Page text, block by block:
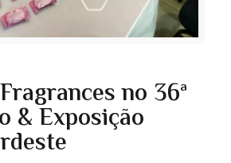
no 36ª
& Exposição